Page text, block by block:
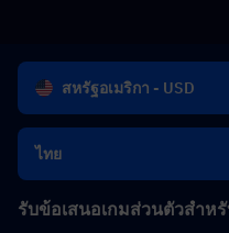
สหรัฐอเมริกา - USD
ไทย
รับข้อเสนอเกมส่วนตัวสำห